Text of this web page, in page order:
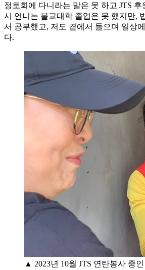
정토회에 다니라는 말은 못 하고 JTS
시 언니는 불교대학 졸업은 못 했지만,
서 공부했고, 저도 곁에서 들으며 일상
다.
▲ 2023년 10월 JTS 연탄봉사 중